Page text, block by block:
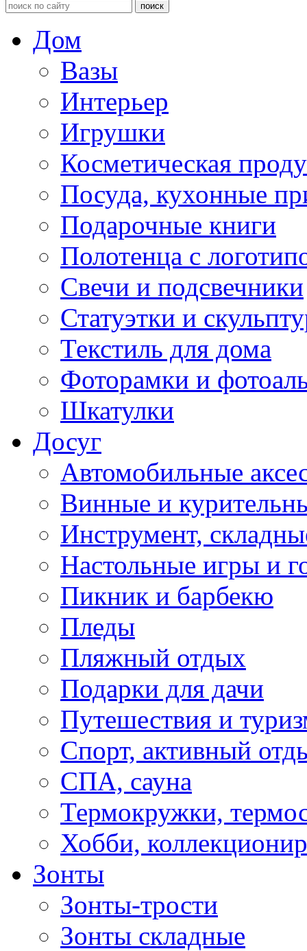
Дом
Вазы
Интерьер
Игрушки
Косметическая
Посуда, кухонные
Подарочные книги
Полотенца с
Свечи и подсвечники
Статуэтки и
Текстиль для дома
Фоторамки и
Шкатулки
Досуг
Автомобильные
Винные и
Инструмент,
Настольные игры и
Пикник и барбекю
Пледы
Пляжный отдых
Подарки для дачи
Путешествия и
Спорт, активный
СПА, сауна
Термокружки,
Хобби,
Зонты
Зонты-трости
Зонты складные